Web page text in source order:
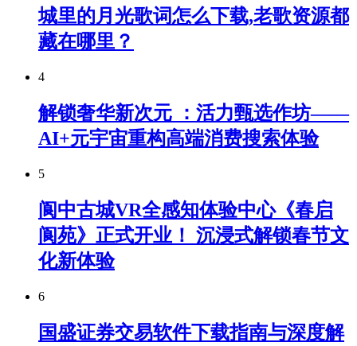
城里的月光歌词怎么下载,老歌资源都
藏在哪里？
4
解锁奢华新次元 ：活力甄选作坊——
AI+元宇宙重构高端消费搜索体验
5
阆中古城VR全感知体验中心《春启
阆苑》正式开业！ 沉浸式解锁春节文
化新体验
6
国盛证券交易软件下载指南与深度解